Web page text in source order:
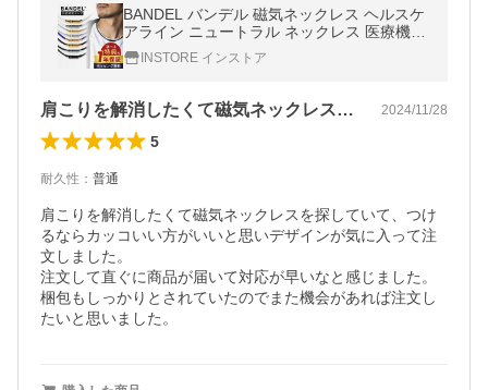
BANDEL バンデル 磁気ネックレス ヘルスケ
アライン ニュートラル ネックレス 医療機器
永久磁石 肩こり 首 コリ 血行改善 筋肉の回
復 INSTORE インストア
肩こりを解消したくて磁気ネックレスを探… 2024/11/28
5
耐久性 ： 普通
肩こりを解消したくて磁気ネックレスを探していて、つけ
るならカッコいい方がいいと思いデザインが気に入って注
文しました。
注文して直ぐに商品が届いて対応が早いなと感じました。
梱包もしっかりとされていたのでまた機会があれば注文し
たいと思いました。